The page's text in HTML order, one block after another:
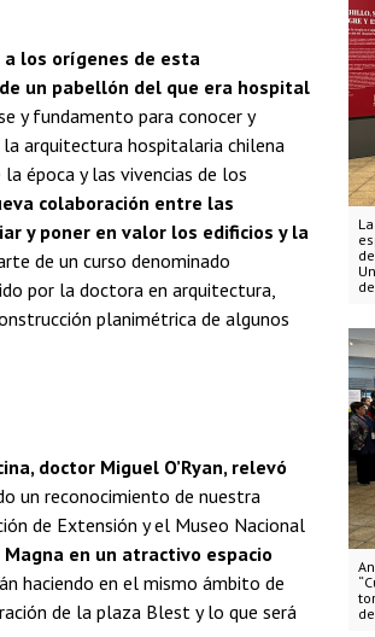
los orígenes de esta
un pabellón del que era hospital
y fundamento para conocer y
arquitectura hospitalaria chilena
época y las vivencias de los
colaboración entre las
y poner en valor los edificios y la
de un curso denominado
por la doctora en arquitectura,
planimétrica de algunos
doctor Miguel O’Ryan, relevó
un reconocimiento de nuestra
de Extensión y el Museo Nacional
en un atractivo espacio
haciendo en el mismo ámbito de
de la plaza Blest y lo que será